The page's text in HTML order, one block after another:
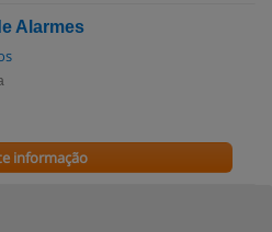
Alarmes
informação